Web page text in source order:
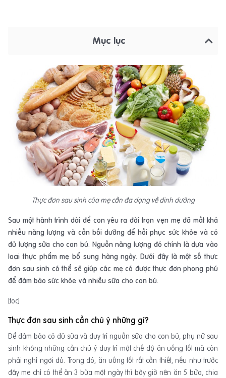
Mục lục
Thực đơn sau sinh của mẹ cần đa dạng về dinh dưỡng
Sau một hành trình dài để con yêu ra đời trọn vẹn mẹ đã mất khá
nhiều năng lượng và cần bồi dưỡng để hồi phục sức khỏe và có
đủ lượng sữa cho con bú. Nguồn năng lượng đó chính là dựa vào
loại thực phẩm mẹ bổ sung hàng ngày. Dưới đây là một số thực
đơn sau sinh có thể sẽ giúp các mẹ có được thực đơn phong phú
để đảm bảo sức khỏe và nhiều sữa cho con bú.
[toc]
Thực đơn sau sinh cần chú ý những gì?
Để đảm bảo có đủ sữa và duy trì nguồn sữa cho con bú, phụ nữ sau
sinh không những cần chú ý duy trì một chế độ ăn uống tốt mà còn
phải nghỉ ngơi đủ. Trong đó, ăn uống tốt rất cần thiết, nếu như trước
đây mẹ chỉ có thể ăn 3 bữa một ngày thì bây giờ nên ăn 5 bữa, chia